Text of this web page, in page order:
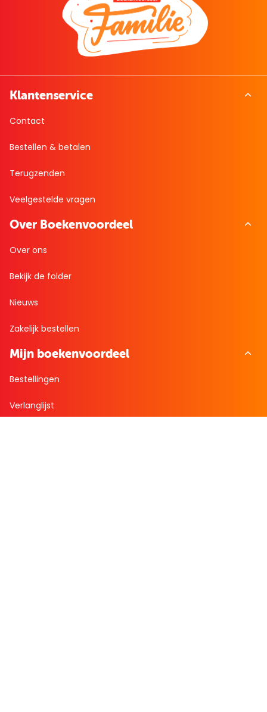
Klantenservice
Contact
Bestellen & betalen
Terugzenden
Veelgestelde vragen
Over Boekenvoordeel
Over ons
Bekijk de folder
Nieuws
Zakelijk bestellen
Mijn boekenvoordeel
Bestellingen
Verlanglijst